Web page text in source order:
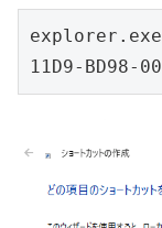
11D9-BD98-